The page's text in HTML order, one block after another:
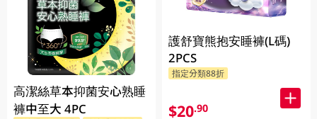
高潔絲草本抑菌安心熟睡
褲中至大 4PC
護舒寶熊抱安睡褲(L碼)
2PCS
指定分類88折
$20.90